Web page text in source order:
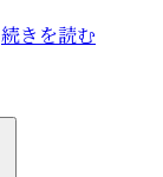
続きを読む